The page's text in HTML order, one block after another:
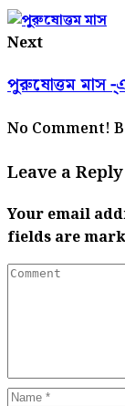
Next
পুরুষোত্তম মাস -্
No Comment!
Leave a Reply
Your email
fields are